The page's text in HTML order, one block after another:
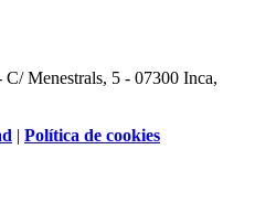
Menestrals, 5 - 07300 Inca,
| Política de cookies